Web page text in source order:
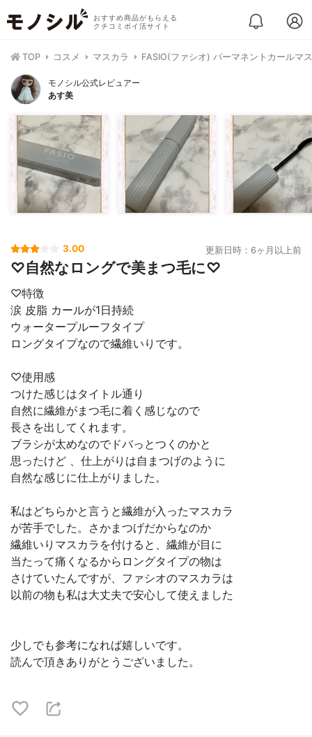
おすすめ商品がもらえる
クチコミポイ活サイト
TOP コスメ マスカラ FASIO(ファシオ) パーマネントカールマ
モノシル公式レビュアー
あす美
3.00 更新日時：6ヶ月以上前
♡自然なロングで美まつ毛に♡
♡特徴
涙 皮脂 カールが1日持続
ウォータープルーフタイプ
ロングタイプなので繊維いりです。
♡使用感
つけた感じはタイトル通り
自然に繊維がまつ毛に着く感じなので
長さを出してくれます。
ブラシが太めなのでドバっとつくのかと
思ったけど 、仕上がりは自まつげのように
自然な感じに仕上がりました。
私はどちらかと言うと繊維が入ったマスカラ
が苦手でした。さかまつげだからなのか
繊維いりマスカラを付けると、繊維が目に
当たって痛くなるからロングタイプの物は
さけていたんですが、ファシオのマスカラは
以前の物も私は大丈夫で安心して使えました
少しでも参考になれば嬉しいです。
読んで頂きありがとうございました。